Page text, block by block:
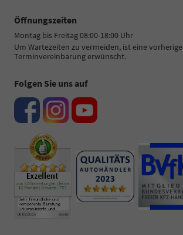
Öffnungszeiten
Montag bis Freitag 08:00-18:00 Uhr
Um Wartezeiten zu vermeiden, ist eine vorherige
Terminvereinbarung erwünscht.
Folgen Sie uns auf